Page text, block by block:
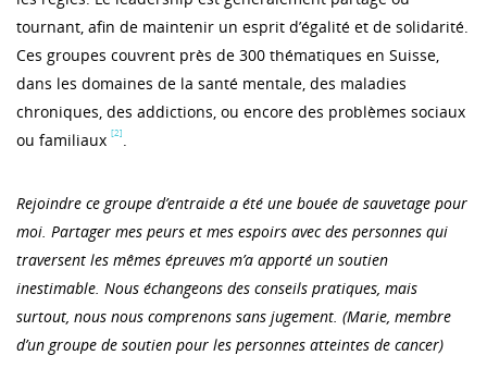
tournant, afin de maintenir un esprit d’égalité et de solidarité.
Ces groupes couvrent près de 300 thématiques en Suisse,
dans les domaines de la santé mentale, des maladies
chroniques, des addictions, ou encore des problèmes sociaux
ou familiaux [2] .
Rejoindre ce groupe d’entraide a été une bouée de sauvetage pour
moi. Partager mes peurs et mes espoirs avec des personnes qui
traversent les mêmes épreuves m’a apporté un soutien
inestimable. Nous échangeons des conseils pratiques, mais
surtout, nous nous comprenons sans jugement. (Marie, membre
d’un groupe de soutien pour les personnes atteintes de cancer)